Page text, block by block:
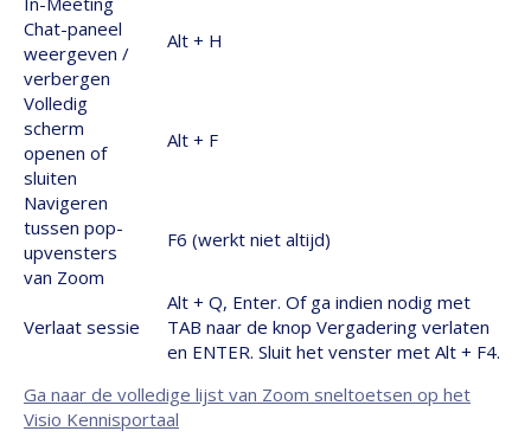
Chat-paneel
weergeven /
verbergen
Alt + H
Volledig
scherm
openen of
sluiten
Alt + F
Navigeren
tussen pop-
upvensters
van Zoom
F6 (werkt niet altijd)
Verlaat sessie
Alt + Q, Enter. Of ga indien nodig met
TAB naar de knop Vergadering verlaten
en ENTER. Sluit het venster met Alt + F4.
Ga naar de volledige lijst van Zoom sneltoetsen op het
Visio Kennisportaal